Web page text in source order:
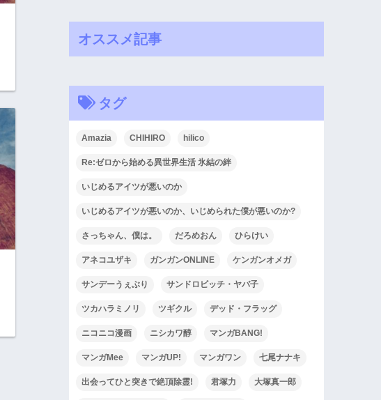
オススメ記事
タグ
Amazia CHIHIRO hilico
Re:ゼロから始める異世界生活 氷結の絆
いじめるアイツが悪いのか
いじめるアイツが悪いのか、いじめられた僕が悪いのか?
さっちゃん、僕は。 だろめおん ひらけい
アネコユザキ ガンガンONLINE ケンガンオメガ
サンデーうぇぶり サンドロビッチ・ヤバ子
ツカハラミノリ ツギクル デッド・フラッグ
ニコニコ漫画 ニシカワ醇 マンガBANG!
マンガMee マンガUP! マンガワン 七尾ナナキ
出会ってひと突きで絶頂除霊! 君塚力 大塚真一郎